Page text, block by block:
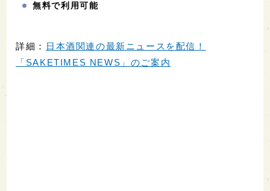
無料で利用可能
詳細：
日本酒関連の最新ニュースを配信！
「SAKETIMES NEWS」のご案内